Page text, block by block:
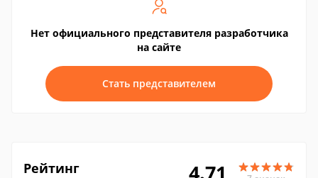
Нет официального представителя разработчика
на сайте
Стать представителем
Рейтинг 4.71